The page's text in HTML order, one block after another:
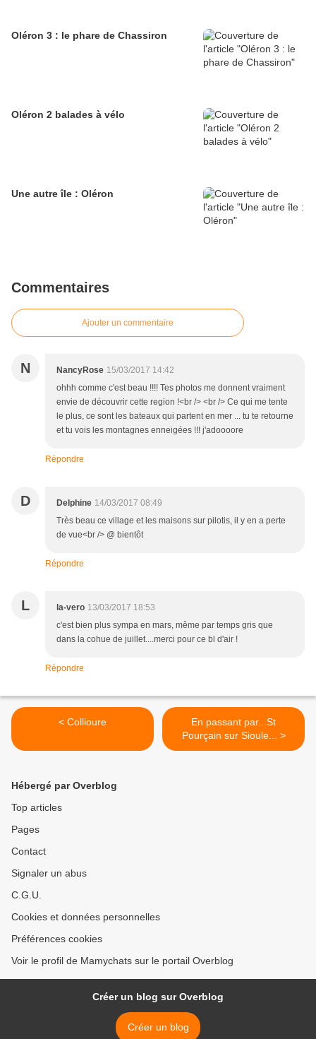
Oléron 3 : le phare de Chassiron
Oléron 2 balades à vélo
Une autre île : Oléron
Commentaires
Ajouter un commentaire
N NancyRose 15/03/2017 14:42
ohhh comme c'est beau !!!! Tes photos me donnent vraiment
envie de découvrir cette region !<br /> <br /> Ce qui me tente
le plus, ce sont les bateaux qui partent en mer ... tu te retourne
et tu vois les montagnes enneigées !!! j'adoooore
Répondre
D Delphine 14/03/2017 08:49
Très beau ce village et les maisons sur pilotis, il y en a perte
de vue<br /> @ bientôt
Répondre
L la-vero 13/03/2017 18:53
c'est bien plus sympa en mars, même par temps gris que
dans la cohue de juillet....merci pour ce bl d'air !
Répondre
< Collioure
En passant par...St
Pourçain sur Sioule... >
Hébergé par Overblog
Top articles
Pages
Contact
Signaler un abus
C.G.U.
Cookies et données personnelles
Préférences cookies
Voir le profil de Mamychats sur le portail Overblog
Créer un blog sur Overblog
Créer un blog